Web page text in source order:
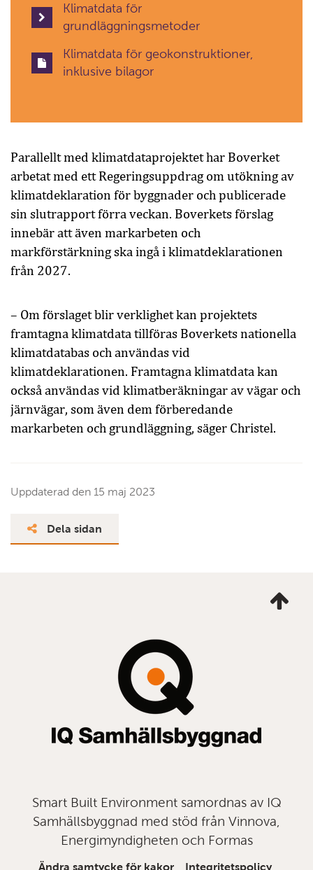
Klimatdata för
grundläggningsmetoder
Klimatdata för geokonstruktioner,
inklusive bilagor
Parallellt med klimatdataprojektet har Boverket
arbetat med ett Regeringsuppdrag om utökning av
klimatdeklaration för byggnader och publicerade
sin slutrapport förra veckan. Boverkets förslag
innebär att även markarbeten och
markförstärkning ska ingå i klimatdeklarationen
från 2027.
– Om förslaget blir verklighet kan projektets
framtagna klimatdata tillföras Boverkets nationella
klimatdatabas och användas vid
klimatdeklarationen. Framtagna klimatdata kan
också användas vid klimatberäkningar av vägar och
järnvägar, som även dem förberedande
markarbeten och grundläggning, säger Christel.
Uppdaterad den 15 maj 2023
Dela sidan
mig
Smart Built Environment samordnas av IQ
Samhällsbyggnad med stöd från Vinnova,
Energimyndigheten och Formas
Ändra samtycke för kakor Integritetspolicy